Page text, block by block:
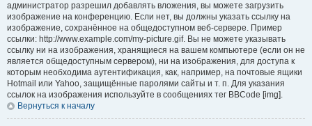
администратор разрешил добавлять вложения, вы можете загрузить
изображение на конференцию. Если нет, вы должны указать ссылку на
изображение, сохранённое на общедоступном веб-сервере. Пример
ссылки: http://www.example.com/my-picture.gif. Вы не можете указывать
ссылку ни на изображения, хранящиеся на вашем компьютере (если он не
является общедоступным сервером), ни на изображения, для доступа к
которым необходима аутентификация, как, например, на почтовые ящики
Hotmail или Yahoo, защищённые паролями сайты и т. п. Для указания
ссылок на изображения используйте в сообщениях тег BBCode [img].
Вернуться к началу